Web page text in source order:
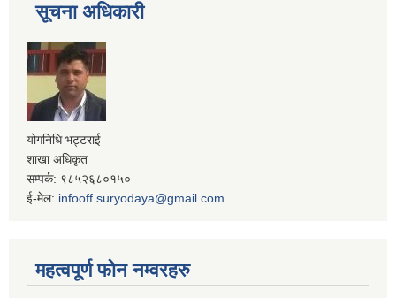
सूचना अधिकारी
योगनिधि भट्टराई
शाखा अधिकृत
सम्पर्क: ९८५२६८०१५०
ई-मेल: infooff.suryodaya@gmail.com
महत्वपूर्ण फोन नम्वरहरु